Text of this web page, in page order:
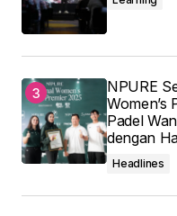
NPURE
Women’s
Padel
dengan
Headlines